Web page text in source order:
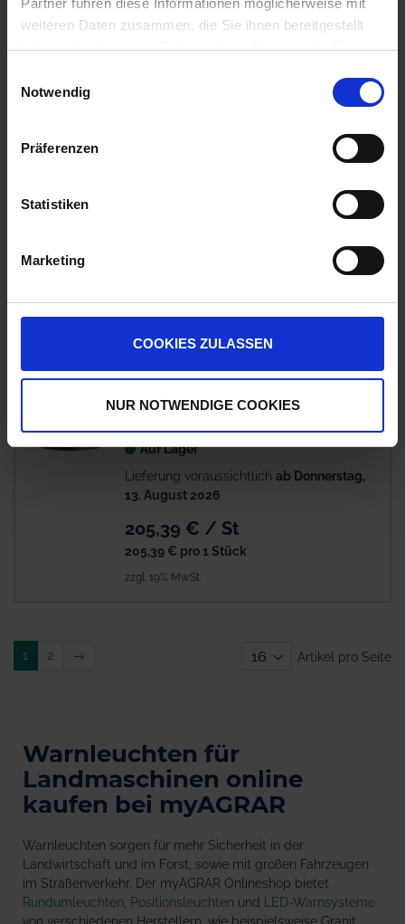
weiteren Daten zusammen, die Sie ihnen bereitgestellt
haben oder die sie im Rahmen Ihrer Nutzung der Dienste
Notwendig
Präferenzen
Statistiken
Marketing
COOKIES ZULASSEN
NUR NOTWENDIGE COOKIES
Lieferung voraussichtlichab Mittwoch, 12.
August 2026
53,03 €pro 1 Stück
Hella Rundumleuchte LED K-LED
Auf Lager
Lieferung voraussichtlich ab Donnerstag,
13. August 2026
205,39 € / St
205,39 € pro 1 Stück
zzgl. 19% MwSt.
1 2 Weiter
→ Artikel pro Seite
Warnleuchten für
Landmaschinen online
kaufen bei myAGRAR
Warnleuchten sorgen für mehr Sicherheit in der
Landwirtschaft und im Forst, sowie mit großen Fahrzeugen
im Straßenverkehr. Der myAGRAR Onlineshop bietet
Rundumleuchten, Positionsleuchten und LED-Warnsysteme